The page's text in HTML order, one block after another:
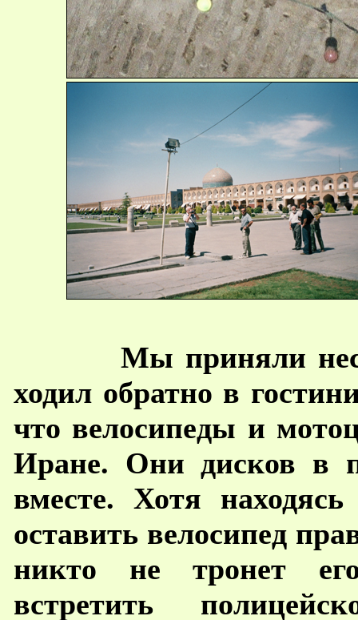
Мы приняли
ходил обратно в
что велосипеды и
Иране. Они дисков в
вместе. Хотя
оставить велосипед
никто не тронет
встретить